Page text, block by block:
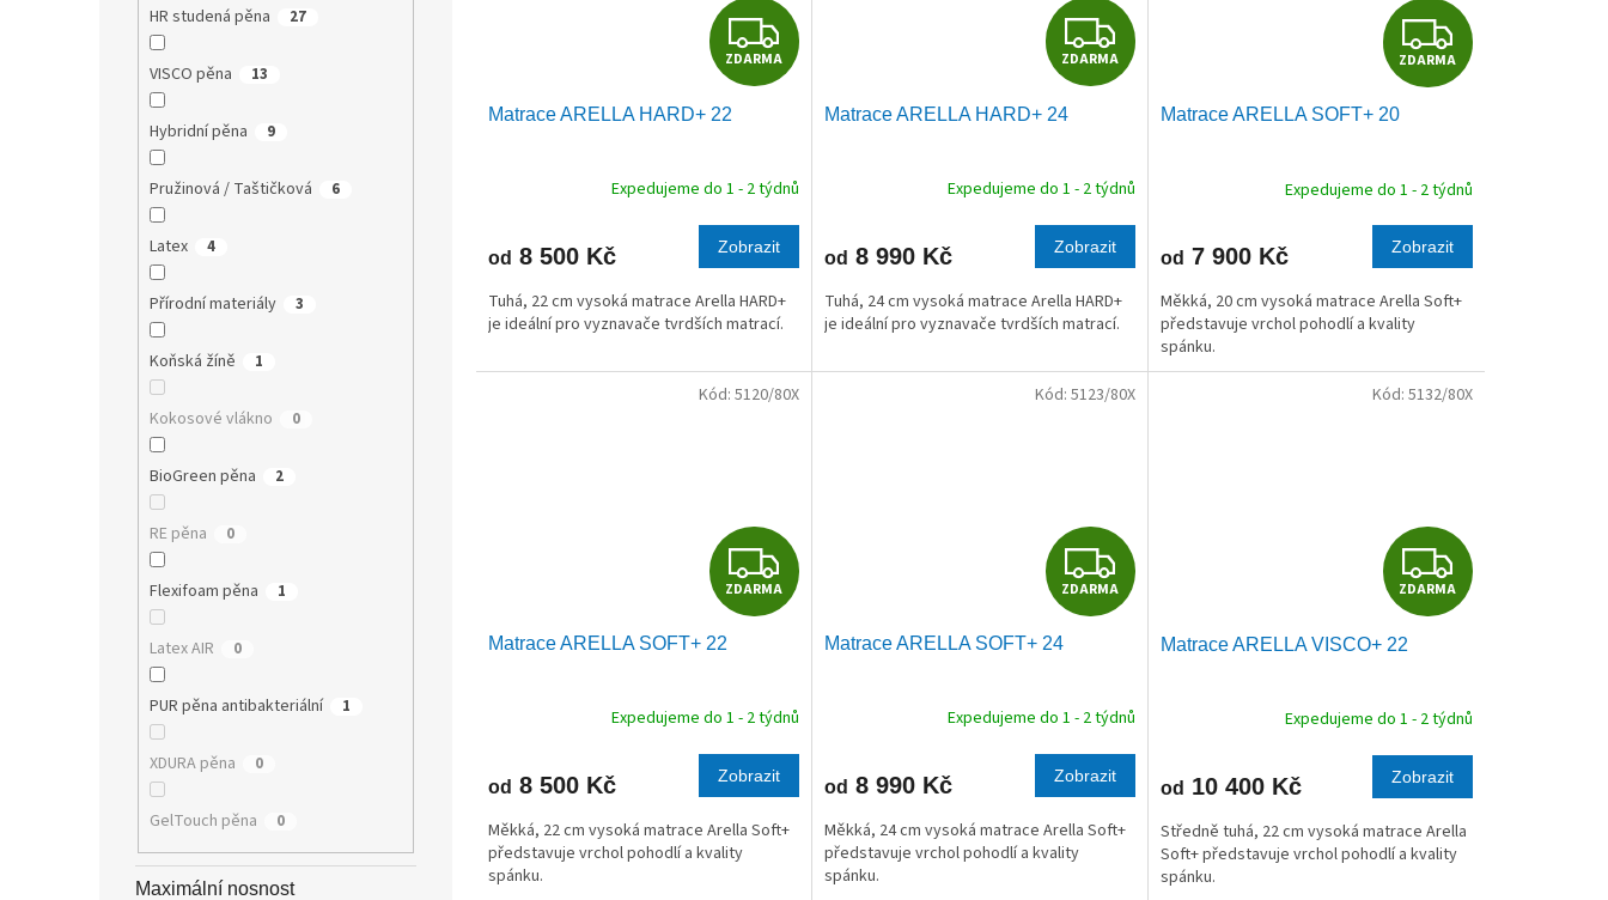
HR studená pěna 27
VISCO pěna 13
Hybridní pěna 9
Pružinová / Taštičková 6
Latex 4
Přírodní materiály 3
Koňská žíně 1
Kokosové vlákno 0
BioGreen pěna 2
RE pěna 0
Flexifoam pěna 1
Latex AIR 0
PUR pěna antibakteriální 1
XDURA pěna 0
GelTouch pěna 0
Maximální nosnost
Z
D
R
M
A
ZDARMA
Matrace ARELLA HARD+ 22
Expedujeme do 1 - 2 týdnů
od 8 500 Kč Zobrazit
Tuhá, 22 cm vysoká matrace Arella HARD+
je ideální pro vyznavače tvrdších matrací.
Z
D
R
M
A
ZDARMA
Matrace ARELLA HARD+ 24
Expedujeme do 1 - 2 týdnů
od 8 990 Kč Zobrazit
Tuhá, 24 cm vysoká matrace Arella HARD+
je ideální pro vyznavače tvrdších matrací.
Z
D
R
M
A
ZDARMA
Matrace ARELLA SOFT+ 20
Expedujeme do 1 - 2 týdnů
od 7 900 Kč Zobrazit
Měkká, 20 cm vysoká matrace Arella Soft+
představuje vrchol pohodlí a kvality
spánku.
Z
D
R
M
A
ZDARMA
Matrace ARELLA SOFT+ 22
Expedujeme do 1 - 2 týdnů
od 8 500 Kč Zobrazit
Měkká, 22 cm vysoká matrace Arella Soft+
představuje vrchol pohodlí a kvality
spánku.
Kód: 5120/80X
Z
D
R
M
A
ZDARMA
Matrace ARELLA SOFT+ 24
Expedujeme do 1 - 2 týdnů
od 8 990 Kč Zobrazit
Měkká, 24 cm vysoká matrace Arella Soft+
představuje vrchol pohodlí a kvality
spánku.
Kód: 5123/80X
Z
D
R
M
A
ZDARMA
Matrace ARELLA VISCO+ 22
Expedujeme do 1 - 2 týdnů
od 10 400 Kč Zobrazit
Středně tuhá, 22 cm vysoká matrace Arella
Soft+ představuje vrchol pohodlí a kvality
spánku.
Kód: 5132/80X